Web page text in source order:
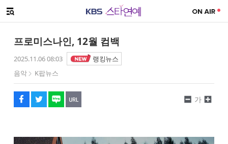
메뉴 열기
프로미스나인, 12월 컴백
2025.11.06 08:03
랭킹뉴스
음악
K팝뉴스
페이스북
트위터
네이버
URL복사
글씨 작게보기
가
글씨 크게보기